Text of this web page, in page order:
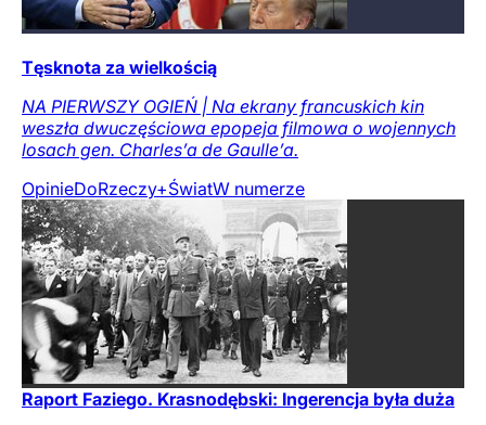
Tęsknota za wielkością
NA PIERWSZY OGIEŃ | Na ekrany francuskich kin
weszła dwuczęściowa epopeja filmowa o wojennych
losach gen. Charles’a de Gaulle’a.
OpinieDoRzeczy+ŚwiatW numerze
Raport Faziego. Krasnodębski: Ingerencja była duża